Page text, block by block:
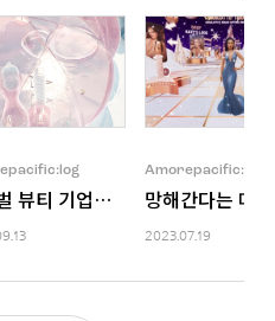
요
뷰티 기업이 메타버스를 활용하
Amorepacific:log
망해간다는 메
2023.07.19